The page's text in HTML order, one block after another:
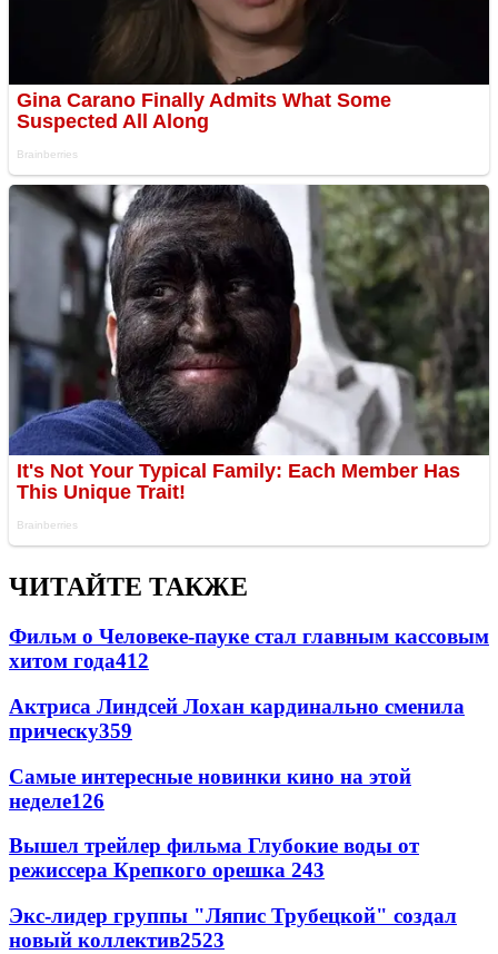
ЧИТАЙТЕ ТАКЖЕ
Фильм о Человеке-пауке стал главным кассовым
хитом года412
Актриса Линдсей Лохан кардинально сменила
прическу359
Самые интересные новинки кино на этой
неделе126
Вышел трейлер фильма Глубокие воды от
режиссера Крепкого орешка 243
Экс-лидер группы "Ляпис Трубецкой" создал
новый коллектив2523